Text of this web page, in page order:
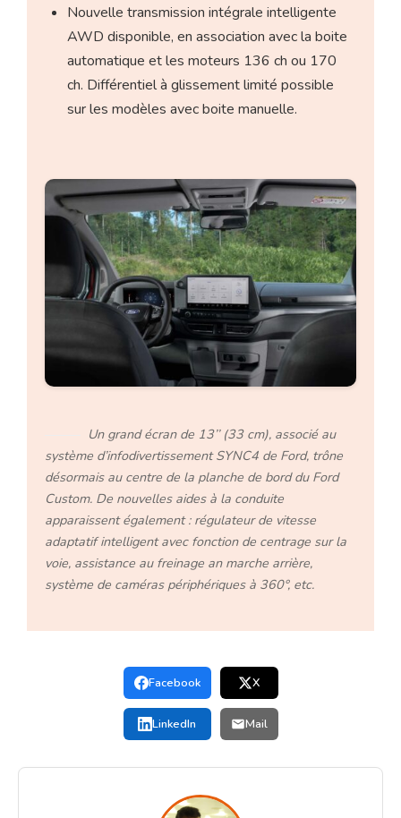
Nouvelle transmission intégrale intelligente
AWD disponible, en association avec la boite
automatique et les moteurs 136 ch ou 170
ch. Différentiel à glissement limité possible
sur les modèles avec boite manuelle.
Un grand écran de 13’’ (33 cm), associé au
système d’infodivertissement SYNC4 de Ford, trône
désormais au centre de la planche de bord du Ford
Custom. De nouvelles aides à la conduite
apparaissent également : régulateur de vitesse
adaptatif intelligent avec fonction de centrage sur la
voie, assistance au freinage an marche arrière,
système de caméras périphériques à 360°, etc.
Facebook X
LinkedIn Mail